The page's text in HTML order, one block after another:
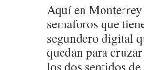
Aquí en
semaforos que
segundero digital
quedan para
los dos sentidos